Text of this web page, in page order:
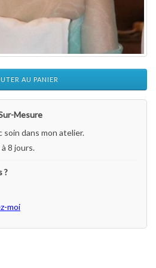
AU PANIER
Mesure
soin dans mon atelier.
8 jours.
?
moi